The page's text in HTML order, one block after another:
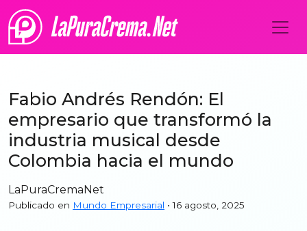
Fabio Andrés Rendón: El
empresario que transformó la
industria musical desde
Colombia hacia el mundo
LaPuraCremaNet
Publicado en Mundo Empresarial • 16 agosto, 2025